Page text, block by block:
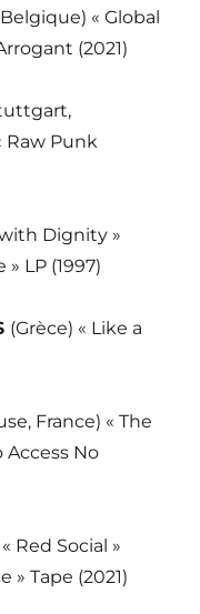
« Global
(2021)
Raw Punk
with Dignity »
LP (1997)
(Grèce) « Like a
France) « The
Access No
Red Social »
» Tape (2021)